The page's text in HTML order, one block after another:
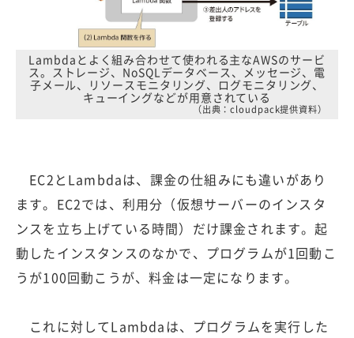
Lambdaとよく組み合わせて使われる主なAWSのサービ
ス。ストレージ、NoSQLデータベース、メッセージ、電
子メール、リソースモニタリング、ログモニタリング、
キューイングなどが用意されている
（出典：cloudpack提供資料）
EC2とLambdaは、課金の仕組みにも違いがあり
ます。EC2では、利用分（仮想サーバーのインスタ
ンスを立ち上げている時間）だけ課金されます。起
動したインスタンスのなかで、プログラムが1回動こ
うが100回動こうが、料金は一定になります。
これに対してLambdaは、プログラムを実行した